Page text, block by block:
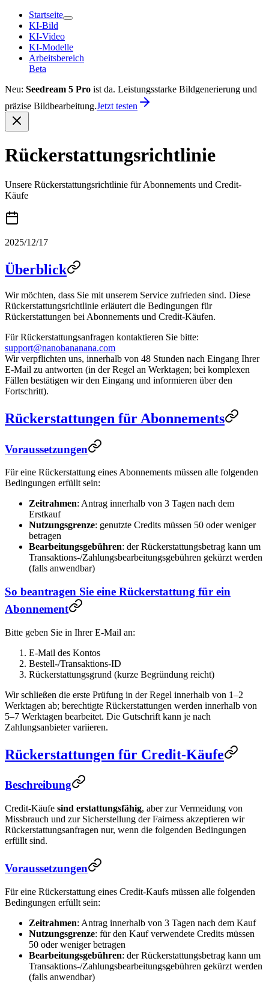
Startseite
KI-Bild
KI-Video
KI-Modelle
Arbeitsbereich
Beta
Neu: Seedream 5 Pro ist da. Leistungsstarke Bildgenerierung und
präzise Bildbearbeitung.Jetzt testen
Rückerstattungsrichtlinie
Unsere Rückerstattungsrichtlinie für Abonnements und Credit-
Käufe
2025/12/17
Überblick
Wir möchten, dass Sie mit unserem Service zufrieden sind. Diese
Rückerstattungsrichtlinie erläutert die Bedingungen für
Rückerstattungen bei Abonnements und Credit-Käufen.
Für Rückerstattungsanfragen kontaktieren Sie bitte:
support@nanobananana.com
Wir verpflichten uns, innerhalb von 48 Stunden nach Eingang Ihrer
E-Mail zu antworten (in der Regel an Werktagen; bei komplexen
Fällen bestätigen wir den Eingang und informieren über den
Fortschritt).
Rückerstattungen für Abonnements
Voraussetzungen
Für eine Rückerstattung eines Abonnements müssen alle folgenden
Bedingungen erfüllt sein:
Zeitrahmen: Antrag innerhalb von 3 Tagen nach dem
Erstkauf
Nutzungsgrenze: genutzte Credits müssen 50 oder weniger
betragen
Bearbeitungsgebühren: der Rückerstattungsbetrag kann um
Transaktions-/Zahlungsbearbeitungsgebühren gekürzt werden
(falls anwendbar)
So beantragen Sie eine Rückerstattung für ein
Abonnement
Bitte geben Sie in Ihrer E-Mail an:
E-Mail des Kontos
Bestell-/Transaktions-ID
Rückerstattungsgrund (kurze Begründung reicht)
Wir schließen die erste Prüfung in der Regel innerhalb von 1–2
Werktagen ab; berechtigte Rückerstattungen werden innerhalb von
5–7 Werktagen bearbeitet. Die Gutschrift kann je nach
Zahlungsanbieter variieren.
Rückerstattungen für Credit-Käufe
Beschreibung
Credit-Käufe sind erstattungsfähig, aber zur Vermeidung von
Missbrauch und zur Sicherstellung der Fairness akzeptieren wir
Rückerstattungsanfragen nur, wenn die folgenden Bedingungen
erfüllt sind.
Voraussetzungen
Für eine Rückerstattung eines Credit-Kaufs müssen alle folgenden
Bedingungen erfüllt sein:
Zeitrahmen: Antrag innerhalb von 3 Tagen nach dem Kauf
Nutzungsgrenze: für den Kauf verwendete Credits müssen
50 oder weniger betragen
Bearbeitungsgebühren: der Rückerstattungsbetrag kann um
Transaktions-/Zahlungsbearbeitungsgebühren gekürzt werden
(falls anwendbar)